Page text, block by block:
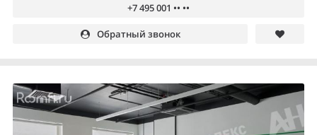
+7 495 001 •• ••
Обратный звонок